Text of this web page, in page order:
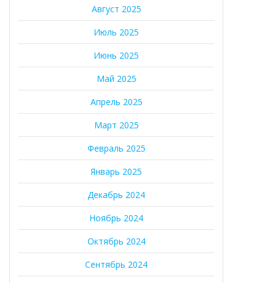
Август 2025
Июль 2025
Июнь 2025
Май 2025
Апрель 2025
Март 2025
Февраль 2025
Январь 2025
Декабрь 2024
Ноябрь 2024
Октябрь 2024
Сентябрь 2024